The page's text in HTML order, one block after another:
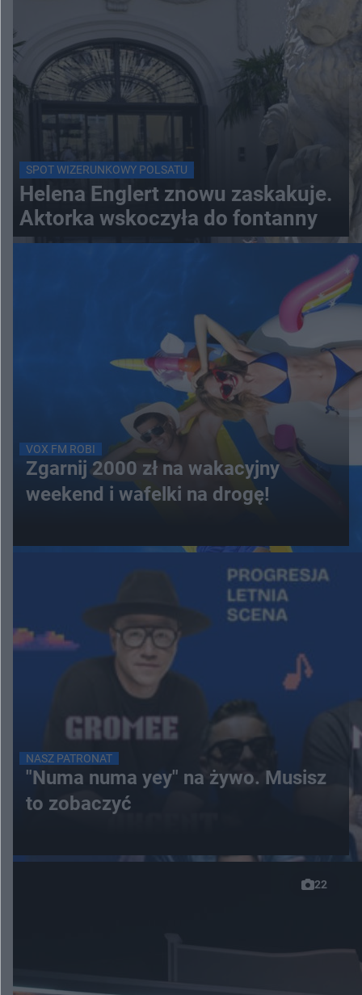
SPOT WIZERUNKOWY POLSATU
Helena Englert znowu zaskakuje.
Aktorka wskoczyła do fontanny
VOX FM ROBI
Zgarnij 2000 zł na wakacyjny
weekend i wafelki na drogę!
NASZ PATRONAT
"Numa numa yey" na żywo. Musisz
to zobaczyć
22